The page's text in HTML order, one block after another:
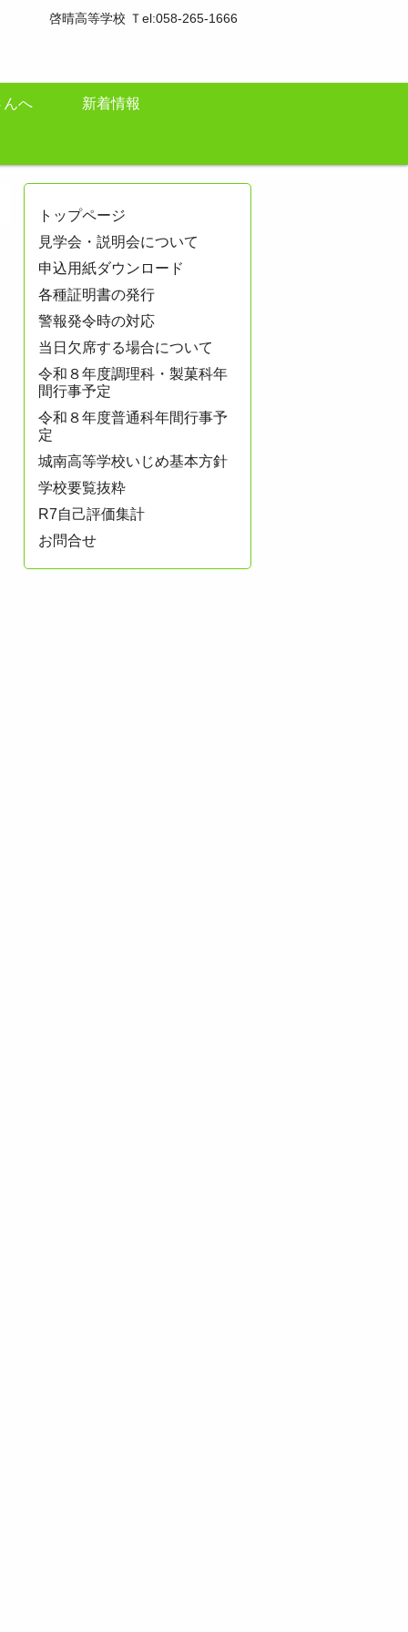
啓晴高等学校 Ｔel:058-265-1666
んへ 新着情報
トップページ
見学会・説明会について
申込用紙ダウンロード
各種証明書の発行
警報発令時の対応
当日欠席する場合について
令和８年度調理科・製菓科年
間行事予定
令和８年度普通科年間行事予
定
城南高等学校いじめ基本方針
学校要覧抜粋
R7自己評価集計
お問合せ